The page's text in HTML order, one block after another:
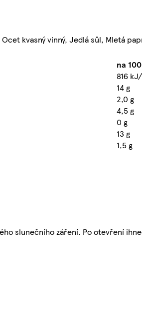
kvasný vinný, Jedlá sůl, Mletá
na
816
14 g
2,0 g
4,5 g
0 g
13 g
1,5 g
slunečního záření. Po otevření